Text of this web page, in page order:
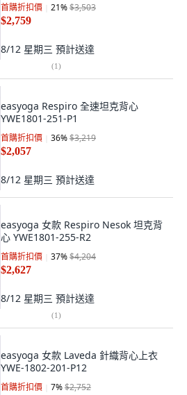
首購折扣價 21%$3,503
$2,759
8/12 星期三 預計送達
(1)
easyoga Respiro 全速坦克背心
YWE1801-251-P1
首購折扣價 36%$3,219
$2,057
8/12 星期三 預計送達
easyoga 女款 Respiro Nesok 坦克背
心 YWE1801-255-R2
首購折扣價 37%$4,204
$2,627
8/12 星期三 預計送達
(1)
easyoga 女款 Laveda 針織背心上衣
YWE-1802-201-P12
首購折扣價 7%$2,752